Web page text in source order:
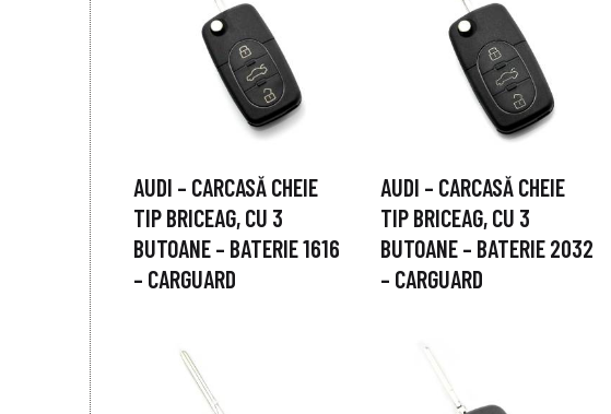
AUDI – CARCASĂ CHEIE
TIP BRICEAG, CU 3
BUTOANE – BATERIE 1616
– CARGUARD
AUDI – CARCASĂ CHEIE
TIP BRICEAG, CU 3
BUTOANE – BATERIE 2032
– CARGUARD